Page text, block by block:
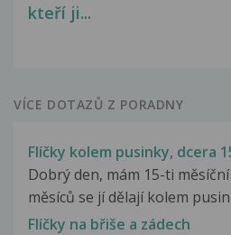
kteří ji...
VÍCE DOTAZŮ Z PORADNY
Flíčky kolem pusinky, dcera
Dobrý den, mám 15-ti
měsíců se jí dělají kolem
Flíčky na břiše a zádech